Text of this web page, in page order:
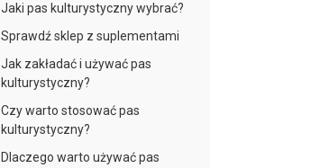
Jaki pas kulturystyczny wybrać?
Sprawdź sklep z suplementami
Jak zakładać i używać pas
kulturystyczny?
Czy warto stosować pas
kulturystyczny?
Dlaczego warto używać pas